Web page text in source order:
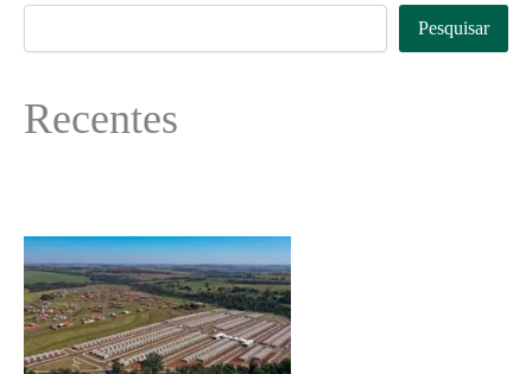
Pesquisar
Recentes